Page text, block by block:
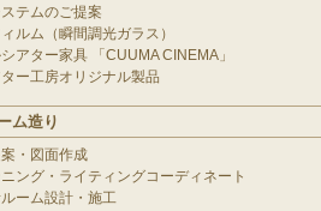
テムのご提案
ルム（瞬間調光ガラス）
アター家具 「CUUMA CINEMA」
ー工房オリジナル製品
ム造り
・図面作成
ング・ライティングコーディネート
ーム設計・施工